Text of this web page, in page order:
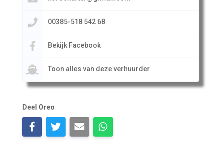
00385-518 542 68
Bekijk Facebook
Toon alles van deze verhuurder
Deel Oreo